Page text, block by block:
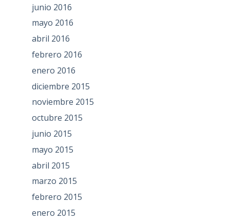
junio 2016
mayo 2016
abril 2016
febrero 2016
enero 2016
diciembre 2015
noviembre 2015
octubre 2015
junio 2015
mayo 2015
abril 2015
marzo 2015
febrero 2015
enero 2015